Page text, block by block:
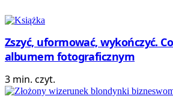
Zszyć, uformować, wykończyć.
albumem fotograficznym
3 min. czyt.